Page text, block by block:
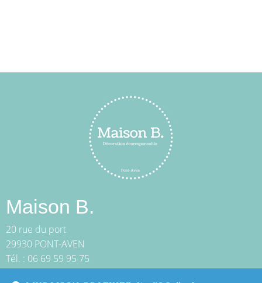
Maison B.
20 rue du port
29930 PONT-AVEN
Tél. : 06 69 59 95 75